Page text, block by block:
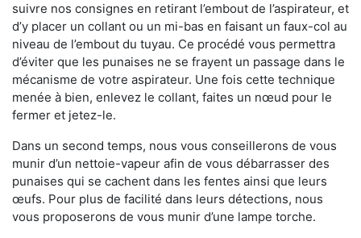
suivre nos consignes en retirant l’embout de l’aspirateur, et
d’y placer un collant ou un mi-bas en faisant un faux-col au
niveau de l’embout du tuyau. Ce procédé vous permettra
d’éviter que les punaises ne se frayent un passage dans le
mécanisme de votre aspirateur. Une fois cette technique
menée à bien, enlevez le collant, faites un nœud pour le
fermer et jetez-le.
Dans un second temps, nous vous conseillerons de vous
munir d’un nettoie-vapeur afin de vous débarrasser des
punaises qui se cachent dans les fentes ainsi que leurs
œufs. Pour plus de facilité dans leurs détections, nous
vous proposerons de vous munir d’une lampe torche.